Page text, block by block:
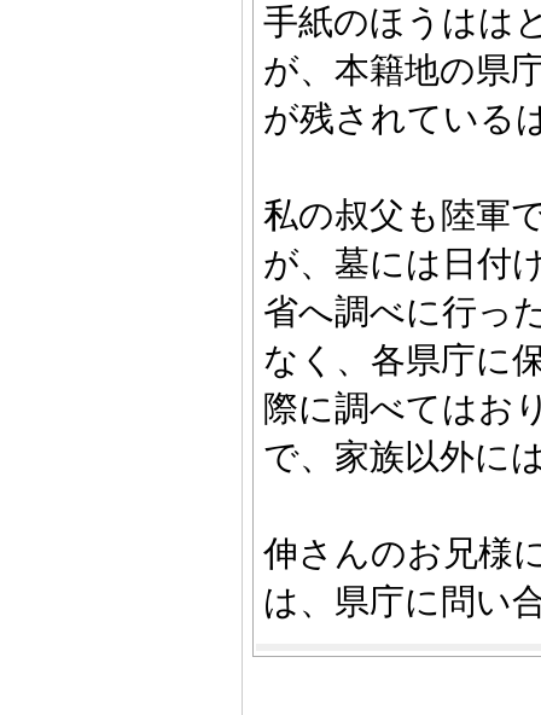
手紙のほうはは
が、本籍地の県
が残されている
私の叔父も陸軍
が、墓には日付
省へ調べに行っ
なく、各県庁に
際に調べてはお
で、家族以外に
伸さんのお兄様
は、県庁に問い